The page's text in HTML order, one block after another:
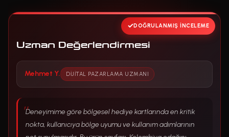
DOĞRULANMIŞ İNCELEME
Uzman Değerlendirmesi
Mehmet Y. DIJITAL PAZARLAMA UZMANI
Deneyimime göre bölgesel hediye kartlarında en kritik
nokta, kullanıcıya bölge uyumu ve kullanım adımlarının